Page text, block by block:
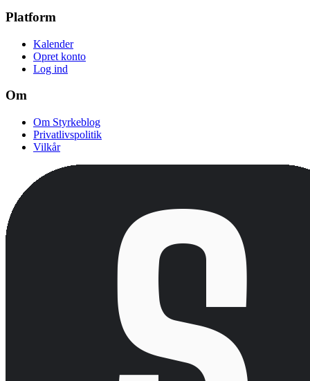
Platform
Kalender
Opret konto
Log ind
Om
Om Styrkeblog
Privatlivspolitik
Vilkår